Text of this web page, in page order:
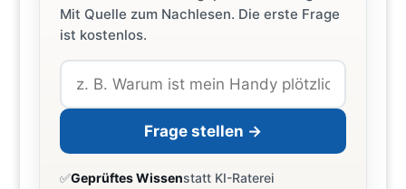
Mit Quelle zum Nachlesen. Die erste Frage
ist kostenlos.
Frage stellen →
✅Geprüftes Wissenstatt KI-Raterei